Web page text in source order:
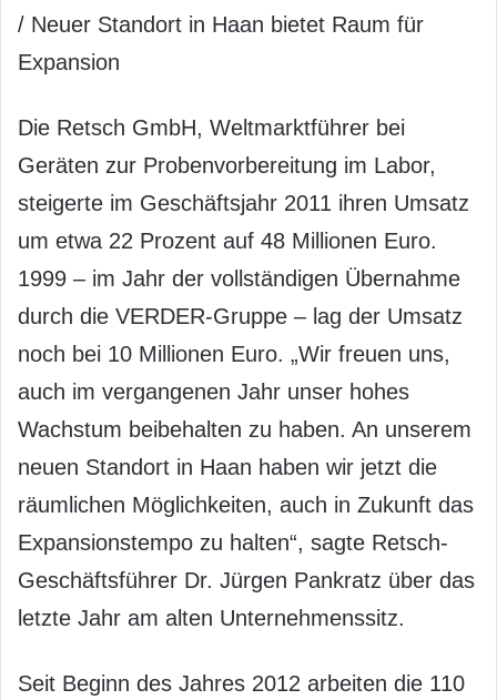
/ Neuer Standort in Haan bietet Raum für
Expansion
Die Retsch GmbH, Weltmarktführer bei
Geräten zur Probenvorbereitung im Labor,
steigerte im Geschäftsjahr 2011 ihren Umsatz
um etwa 22 Prozent auf 48 Millionen Euro.
1999 – im Jahr der vollständigen Übernahme
durch die VERDER-Gruppe – lag der Umsatz
noch bei 10 Millionen Euro. „Wir freuen uns,
auch im vergangenen Jahr unser hohes
Wachstum beibehalten zu haben. An unserem
neuen Standort in Haan haben wir jetzt die
räumlichen Möglichkeiten, auch in Zukunft das
Expansionstempo zu halten“, sagte Retsch-
Geschäftsführer Dr. Jürgen Pankratz über das
letzte Jahr am alten Unternehmenssitz.
Seit Beginn des Jahres 2012 arbeiten die 110